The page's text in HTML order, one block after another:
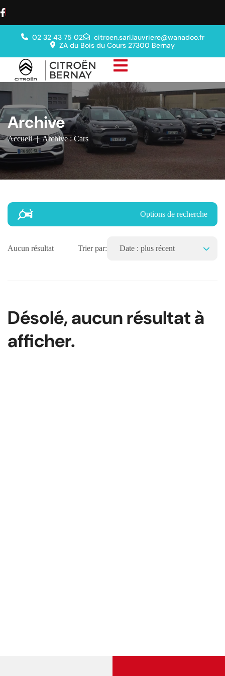
02 32 43 75 02
citroen.sarl.lauvriere@wanadoo.fr
ZA du Bois du Cours 27300 Bernay
Archive
Accueil | Archive : Cars
Options de recherche
Aucun résultat Trier par: Date : plus récent
Désolé, aucun résultat à
afficher.